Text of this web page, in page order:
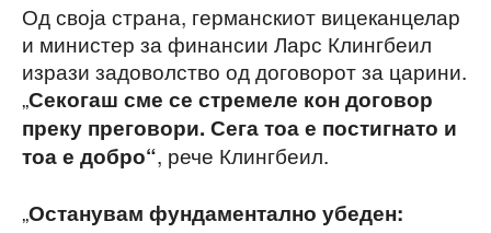
Од своја страна, германскиот вицеканцелар
и министер за финансии Ларс Клингбеил
изрази задоволство од договорот за царини.
„Секогаш сме се стремеле кон договор
преку преговори. Сега тоа е постигнато и
тоа е добро“, рече Клингбеил.
„Останувам фундаментално убеден: